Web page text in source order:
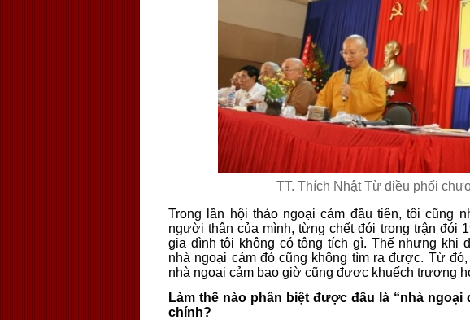
TT. Thích Nhật Từ điều phối
Trong lần hội thảo ngoại cảm đầu tiên, tôi cũng
người thân của mình, từng chết đói trong trận đói
gia đình tôi không có tông tích gì. Thế nhưng khi
nhà ngoại cảm đó cũng không tìm ra được. Từ
nhà ngoại cảm bao giờ cũng được khuếch trương
Làm thế nào phân biệt được đâu là “nhà ngoại
chính?